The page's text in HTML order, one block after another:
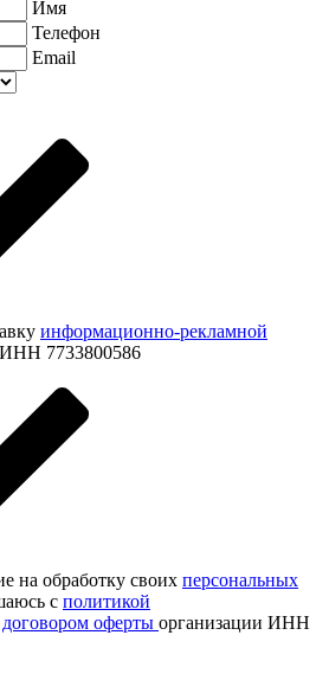
Имя
Телефон
Email
информационно-рекламной
7733800586
на обработку своих персональных
с политикой
договором оферты организации ИНН